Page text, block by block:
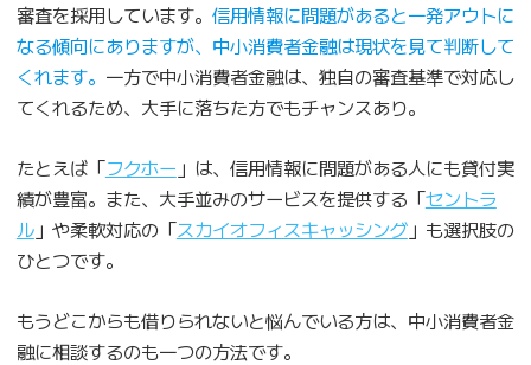
審査を採用しています。 信用情報に問題があると一発アウトに
なる傾向にありますが、中小消費者金融は現状を見て判断して
くれます。 一方で中小消費者金融は、独自の審査基準で対応し
てくれるため、大手に落ちた方でもチャンスあり。
たとえば「フクホー 」は、信用情報に問題がある人にも貸付実
績が豊富。また、大手並みのサービスを提供する「セントラ
ル」や柔軟対応の「スカイオフィスキャッシング」も選択肢の
ひとつです。
もうどこからも借りられないと悩んでいる方は、中小消費者金
融に相談するのも一つの方法です。